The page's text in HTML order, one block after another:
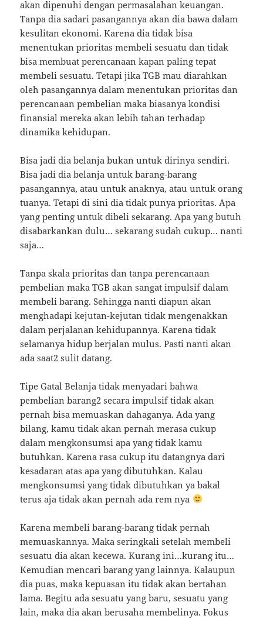
akan dipenuhi dengan permasalahan keuangan.
Tanpa dia sadari pasangannya akan dia bawa dalam
kesulitan ekonomi. Karena dia tidak bisa
menentukan prioritas membeli sesuatu dan tidak
bisa membuat perencanaan kapan paling tepat
membeli sesuatu. Tetapi jika TGB mau diarahkan
oleh pasangannya dalam menentukan prioritas dan
perencanaan pembelian maka biasanya kondisi
finansial mereka akan lebih tahan terhadap
dinamika kehidupan.
Bisa jadi dia belanja bukan untuk dirinya sendiri.
Bisa jadi dia belanja untuk barang-barang
pasangannya, atau untuk anaknya, atau untuk orang
tuanya. Tetapi di sini dia tidak punya prioritas. Apa
yang penting untuk dibeli sekarang. Apa yang butuh
disabarkankan dulu… sekarang sudah cukup… nanti
saja…
Tanpa skala prioritas dan tanpa perencanaan
pembelian maka TGB akan sangat impulsif dalam
membeli barang. Sehingga nanti diapun akan
menghadapi kejutan-kejutan tidak mengenakkan
dalam perjalanan kehidupannya. Karena tidak
selamanya hidup berjalan mulus. Pasti nanti akan
ada saat2 sulit datang.
Tipe Gatal Belanja tidak menyadari bahwa
pembelian barang2 secara impulsif tidak akan
pernah bisa memuaskan dahaganya. Ada yang
bilang, kamu tidak akan pernah merasa cukup
dalam mengkonsumsi apa yang tidak kamu
butuhkan. Karena rasa cukup itu datangnya dari
kesadaran atas apa yang dibutuhkan. Kalau
mengkonsumsi yang tidak dibutuhkan ya bakal
terus aja tidak akan pernah ada rem nya
Karena membeli barang-barang tidak pernah
memuaskannya. Maka seringkali setelah membeli
sesuatu dia akan kecewa. Kurang ini…kurang itu…
Kemudian mencari barang yang lainnya. Kalaupun
dia puas, maka kepuasan itu tidak akan bertahan
lama. Begitu ada sesuatu yang baru, sesuatu yang
lain, maka dia akan berusaha membelinya. Fokus